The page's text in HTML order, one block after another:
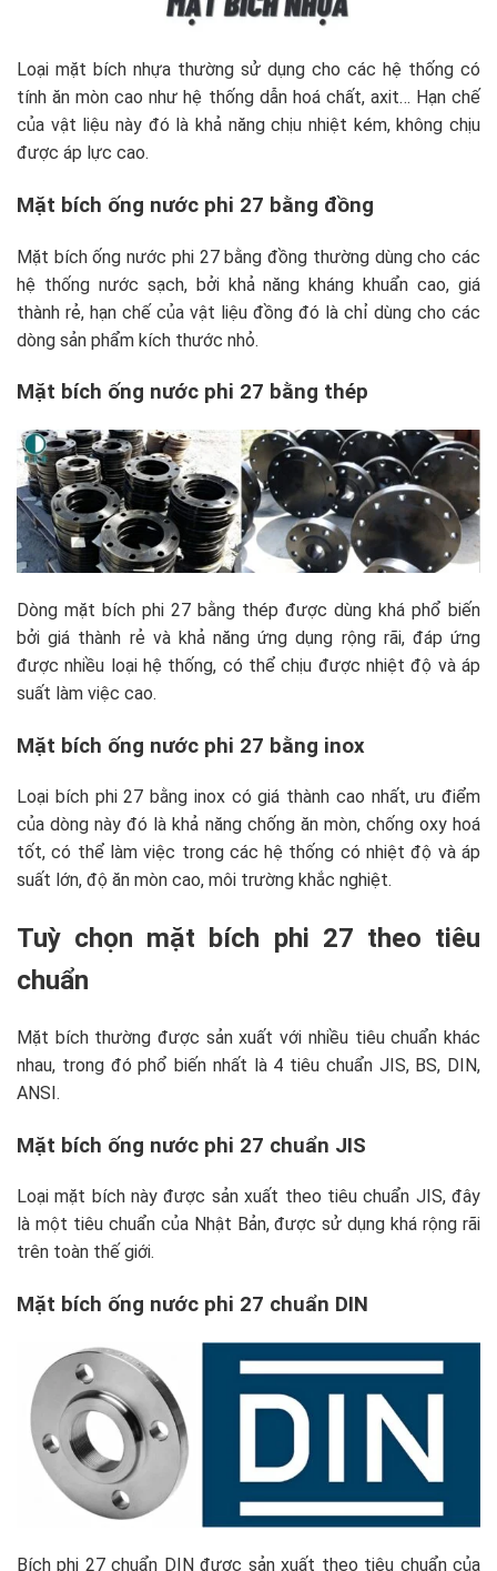
Loại mặt bích nhựa thường sử dụng cho các hệ thống có
tính ăn mòn cao như hệ thống dẫn hoá chất, axit… Hạn chế
của vật liệu này đó là khả năng chịu nhiệt kém, không chịu
được áp lực cao.
Mặt bích ống nước phi 27 bằng đồng
Mặt bích ống nước phi 27 bằng đồng thường dùng cho các
hệ thống nước sạch, bởi khả năng kháng khuẩn cao, giá
thành rẻ, hạn chế của vật liệu đồng đó là chỉ dùng cho các
dòng sản phẩm kích thước nhỏ.
Mặt bích ống nước phi 27 bằng thép
Dòng mặt bích phi 27 bằng thép được dùng khá phổ biến
bởi giá thành rẻ và khả năng ứng dụng rộng rãi, đáp ứng
được nhiều loại hệ thống, có thể chịu được nhiệt độ và áp
suất làm việc cao.
Mặt bích ống nước phi 27 bằng inox
Loại bích phi 27 bằng inox có giá thành cao nhất, ưu điểm
của dòng này đó là khả năng chống ăn mòn, chống oxy hoá
tốt, có thể làm việc trong các hệ thống có nhiệt độ và áp
suất lớn, độ ăn mòn cao, môi trường khắc nghiệt.
Tuỳ chọn mặt bích phi 27 theo tiêu
chuẩn
Mặt bích thường được sản xuất với nhiều tiêu chuẩn khác
nhau, trong đó phổ biến nhất là 4 tiêu chuẩn JIS, BS, DIN,
ANSI.
Mặt bích ống nước phi 27 chuẩn JIS
Loại mặt bích này được sản xuất theo tiêu chuẩn JIS, đây
là một tiêu chuẩn của Nhật Bản, được sử dụng khá rộng rãi
trên toàn thế giới.
Mặt bích ống nước phi 27 chuẩn DIN
Bích phi 27 chuẩn DIN được sản xuất theo tiêu chuẩn của